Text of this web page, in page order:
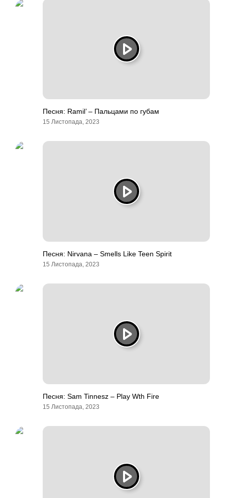
Песня: Ramil’ – Пальцами по губам
15 Листопада, 2023
Песня: Nirvana – Smells Like Teen Spirit
15 Листопада, 2023
Песня: Sam Tinnesz – Play Wth Fire
15 Листопада, 2023